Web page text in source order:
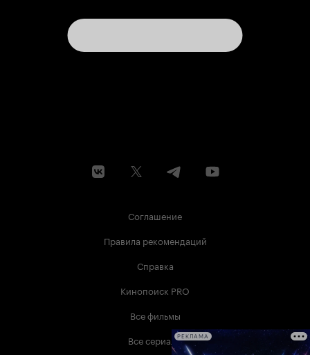
Соглашение
Правила рекомендаций
Справка
Кинопоиск PRO
Все фильмы
Все сериалыРЕКЛАМА